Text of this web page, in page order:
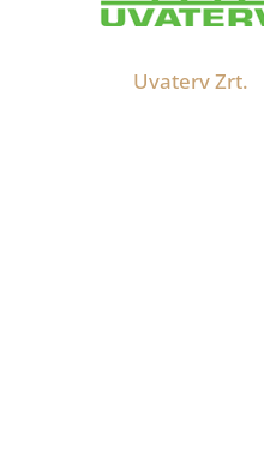
Uvaterv Zrt.